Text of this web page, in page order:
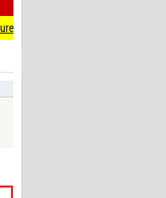
ribattono ai Giovani di